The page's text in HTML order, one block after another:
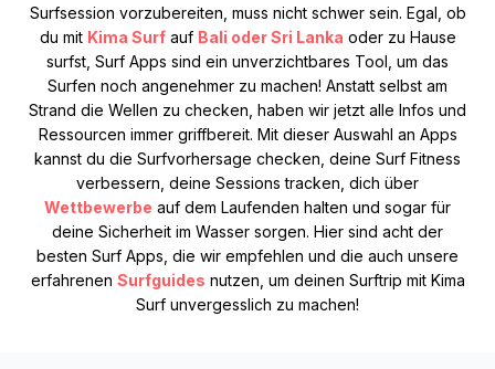
Surfsession vorzubereiten, muss nicht schwer sein. Egal, ob
du mit Kima Surfauf Bali oder Sri Lanka oder zu Hause
surfst, Surf Apps sind ein unverzichtbares Tool, um das
Surfen noch angenehmer zu machen! Anstatt selbst am
Strand die Wellen zu checken, haben wir jetzt alle Infos und
Ressourcen immer griffbereit. Mit dieser Auswahl an Apps
kannst du die Surfvorhersage checken, deine Surf Fitness
verbessern, deine Sessions tracken, dich über
Wettbewerbe auf dem Laufenden halten und sogar für
deine Sicherheit im Wasser sorgen. Hier sind acht der
besten Surf Apps, die wir empfehlen und die auch unsere
erfahrenen Surfguides nutzen, um deinen Surftrip mit Kima
Surf unvergesslich zu machen!